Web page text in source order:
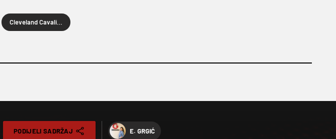
Cleveland Cavaliers
PODIJELI SADRŽAJ E. GRGIĆ